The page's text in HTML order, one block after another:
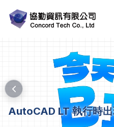
AutoCAD LT 執行時出